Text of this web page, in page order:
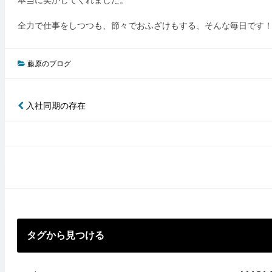
全力で仕事をしつつも、節々でおふざけもする、そんな毎日です！
藤原のブログ
投
シ
ョ
入社同期の存在
タグから見つける